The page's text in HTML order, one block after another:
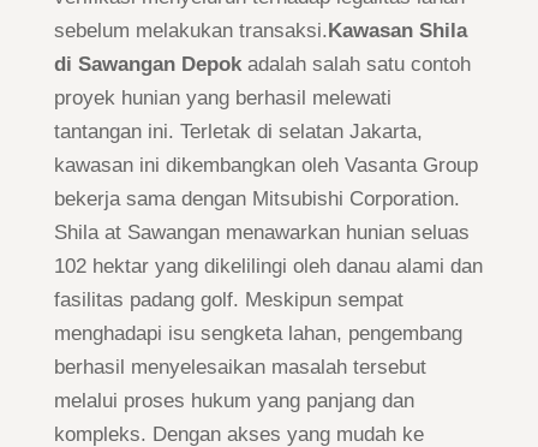
sebelum melakukan transaksi.Kawasan Shila
di Sawangan Depokadalah salah satu contoh
proyek hunian yang berhasil melewati
tantangan ini. Terletak di selatan Jakarta,
kawasan ini dikembangkan oleh Vasanta Group
bekerja sama dengan Mitsubishi Corporation.
Shila at Sawangan menawarkan hunian seluas
102 hektar yang dikelilingi oleh danau alami dan
fasilitas padang golf. Meskipun sempat
menghadapi isu sengketa lahan, pengembang
berhasil menyelesaikan masalah tersebut
melalui proses hukum yang panjang dan
kompleks. Dengan akses yang mudah ke